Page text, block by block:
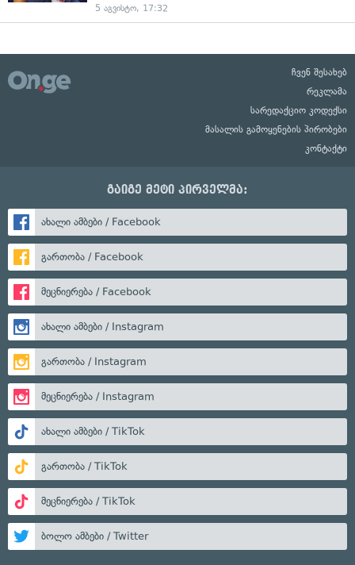
5 აგვისტო, 17:32
ჩვენ შესახებ
რეკლამა
სარედაქციო კოდექსი
მასალის გამოყენების პირობები
კონტაქტი
გაიგე მეტი პირველმა:
ახალი ამბები / Facebook
გართობა / Facebook
მეცნიერება / Facebook
ახალი ამბები / Instagram
გართობა / Instagram
მეცნიერება / Instagram
ახალი ამბები / TikTok
გართობა / TikTok
მეცნიერება / TikTok
ბოლო ამბები / Twitter